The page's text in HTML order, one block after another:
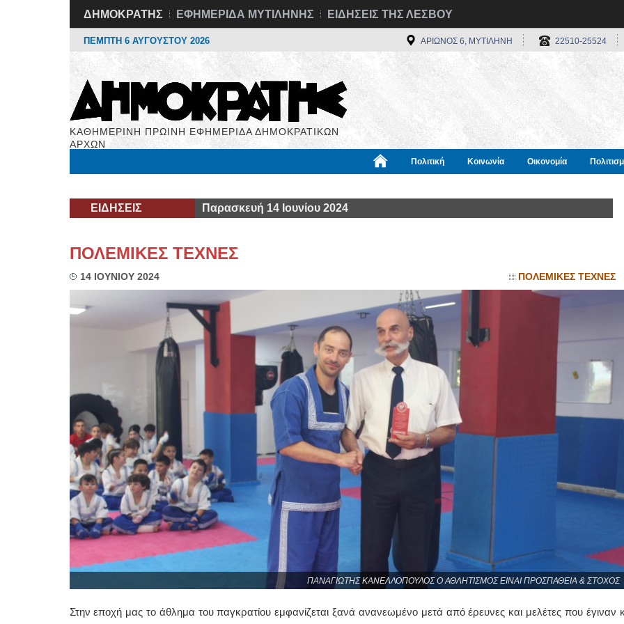
ΔΗΜΟΚΡΑΤΗΣ ΕΦΗΜΕΡΙΔΑ ΜΥΤΙΛΗΝΗΣ ΕΙΔΗΣΕΙΣ ΤΗΣ ΛΕΣΒΟΥ
ΠΕΜΠΤΗ 6 ΑΥΓΟΥΣΤΟΥ 2026 ΑΡΙΩΝΟΣ 6, ΜΥΤΙΛΗΝΗ 22510-25524
ΚΑΘΗΜΕΡΙΝΗ ΠΡΩΙΝΗ ΕΦΗΜΕΡΙΔΑ ΔΗΜΟΚΡΑΤΙΚΩΝ
ΑΡΧΩΝ
Πολιτική Κοινωνία Οικονομία
ΕΙΔΗΣΕΙΣ Παρασκευή 14 Ιουνίου 2024
ΠΟΛΕΜΙΚΕΣ ΤΕΧΝΕΣ
14 ΙΟΥΝΙΟΥ 2024 ΠΟΛΕΜΙΚΕΣ ΤΕΧΝΕΣ
ΠΑΝΑΓΙΩΤΗΣ ΚΑΝΕΛΛΟΠΟΥΛΟΣ Ο ΑΘΛΗΤΙΣΜΟΣ ΕΙΝΑΙ ΠΡΟΣΠΑΘΕΙΑ & ΣΤΟΧΟΣ
Στην εποχή μας το άθλημα του παγκρατίου εμφανίζεται ξανά ανανεωμένο μετά από έρευνες και μελέτες που έγιναν